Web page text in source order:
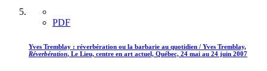
PDF
Yves Tremblay : réverbération ou la barbarie au quotidien / Yves Tremblay,
Réverbération, Le Lieu, centre en art actuel, Québec, 24 mai au 24 juin 2007